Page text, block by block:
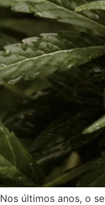
Nos últimos anos, o